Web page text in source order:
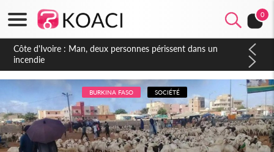
0
Côte d'Ivoire : Séileu, la célébration de la fête nationale
transformée en vaste campagne contre les produits
dépigmentants dangereux
BURKINA FASO SOCIÉTÉ